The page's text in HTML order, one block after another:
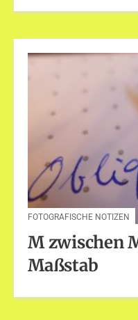
FOTOGRAFISCHE NOTIZEN
M zwischen
Maßstab